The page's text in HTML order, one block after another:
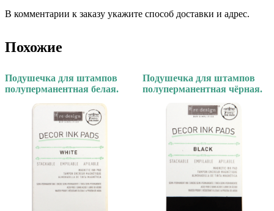
В комментарии к заказу укажите способ доставки и адрес.
Похожие
Подушечка для штампов
полуперманентная белая.
Подушечка для штампов
полуперманентная чёрная.